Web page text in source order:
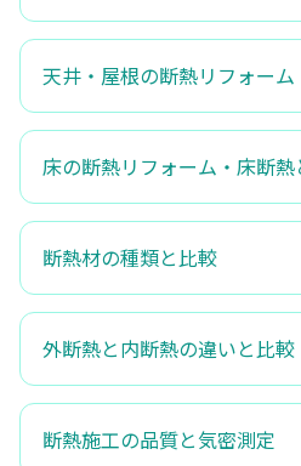
天井・屋根の断熱リフォーム
床の断熱リフォーム・床断
断熱材の種類と比較
外断熱と内断熱の違いと比較
断熱施工の品質と気密測定